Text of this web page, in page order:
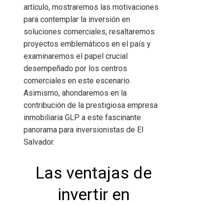
artículo, mostraremos las motivaciones
para contemplar la inversión en
soluciones comerciales, resaltaremos
proyectos emblemáticos en el país y
examinaremos el papel crucial
desempeñado por los centros
comerciales en este escenario.
Asimismo, ahondaremos en la
contribución de la prestigiosa empresa
inmobiliaria GLP a este fascinante
panorama para inversionistas de El
Salvador.
Las ventajas de
invertir en